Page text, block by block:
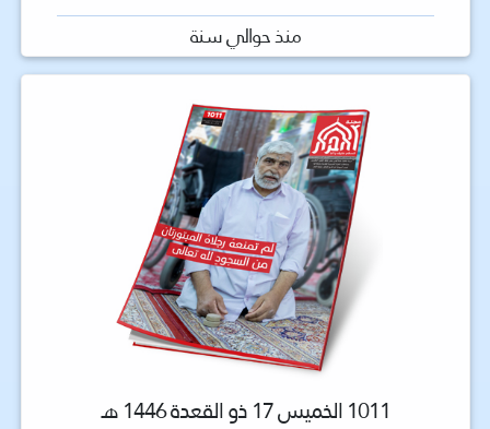
منذ حوالي سنة
1011 الخميس 17 ذو القعدة 1446 هـ